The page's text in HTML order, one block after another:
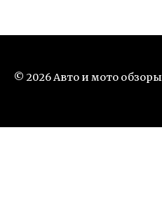
© 2026 Авто и мото обзоры